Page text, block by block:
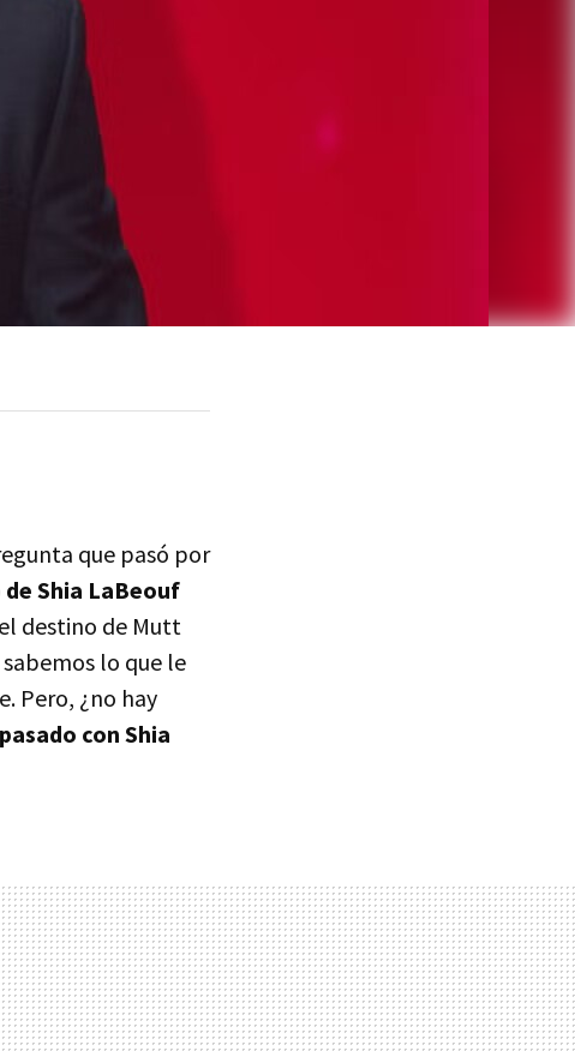
que pasó por
Shia LaBeouf
destino de Mutt
lo que le
Pero, ¿no hay
con Shia